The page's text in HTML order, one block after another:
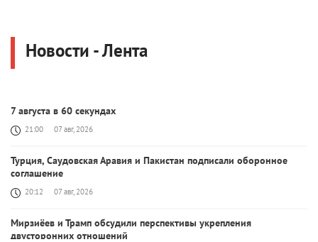
Новости - Лента
7 августа в 60 секундах
21:00 07 авг, 2026
Турция, Саудовская Аравия и Пакистан подписали оборонное
соглашение
20:12 07 авг, 2026
Мирзиёев и Трамп обсудили перспективы укрепления
двусторонних отношений